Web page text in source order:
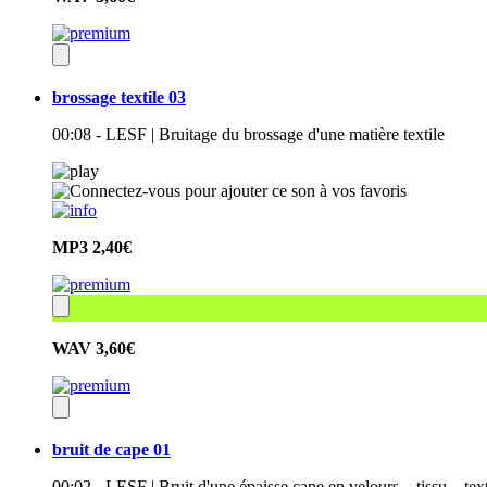
brossage textile 03
00:08 - LESF | Bruitage du brossage d'une matière textile
MP3 2,40€
WAV 3,60€
bruit de cape 01